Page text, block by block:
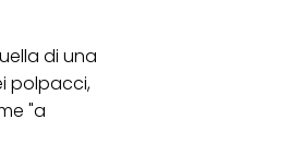
di una
polpacci,
"a